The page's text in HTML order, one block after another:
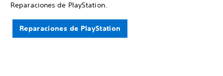
Reparaciones de PlayStation.
Reparaciones de PlayStation